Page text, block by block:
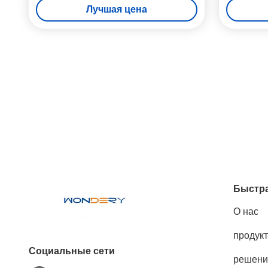
Лучшая цена
Социальные сети
О нас